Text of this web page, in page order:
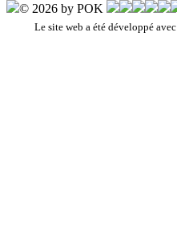
© 2026 by POK
Le site web a été développé avec